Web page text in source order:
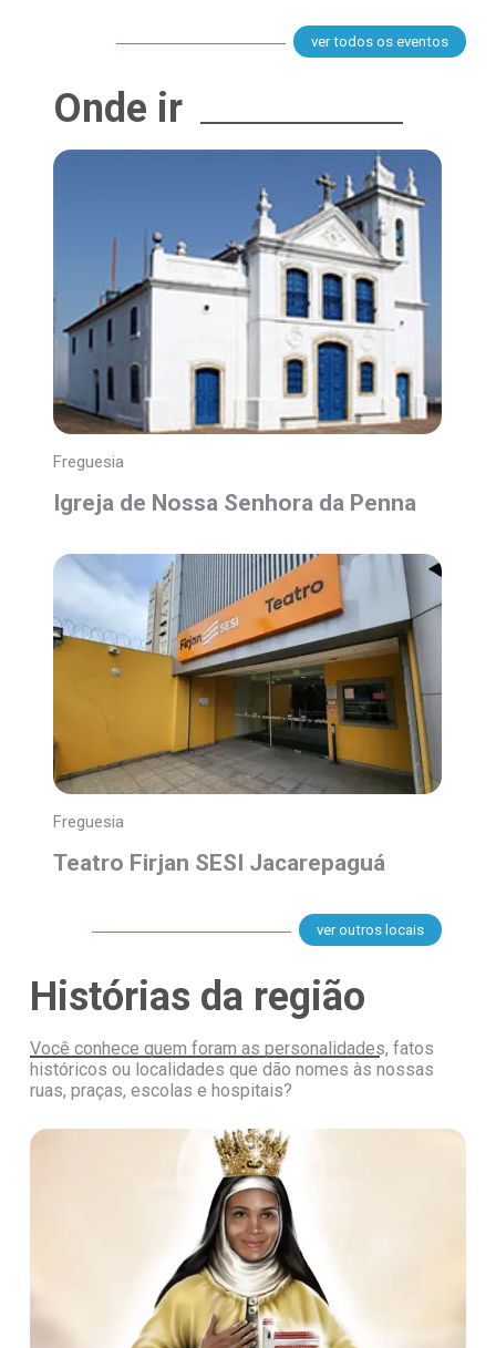
ver todos os eventos
Onde ir
Freguesia
Igreja de Nossa Senhora da Penna
Freguesia
Teatro Firjan SESI Jacarepaguá
ver outros locais
Histórias da região
Você conhece quem foram as personalidades, fatos
históricos ou localidades que dão nomes às nossas
ruas, praças, escolas e hospitais?